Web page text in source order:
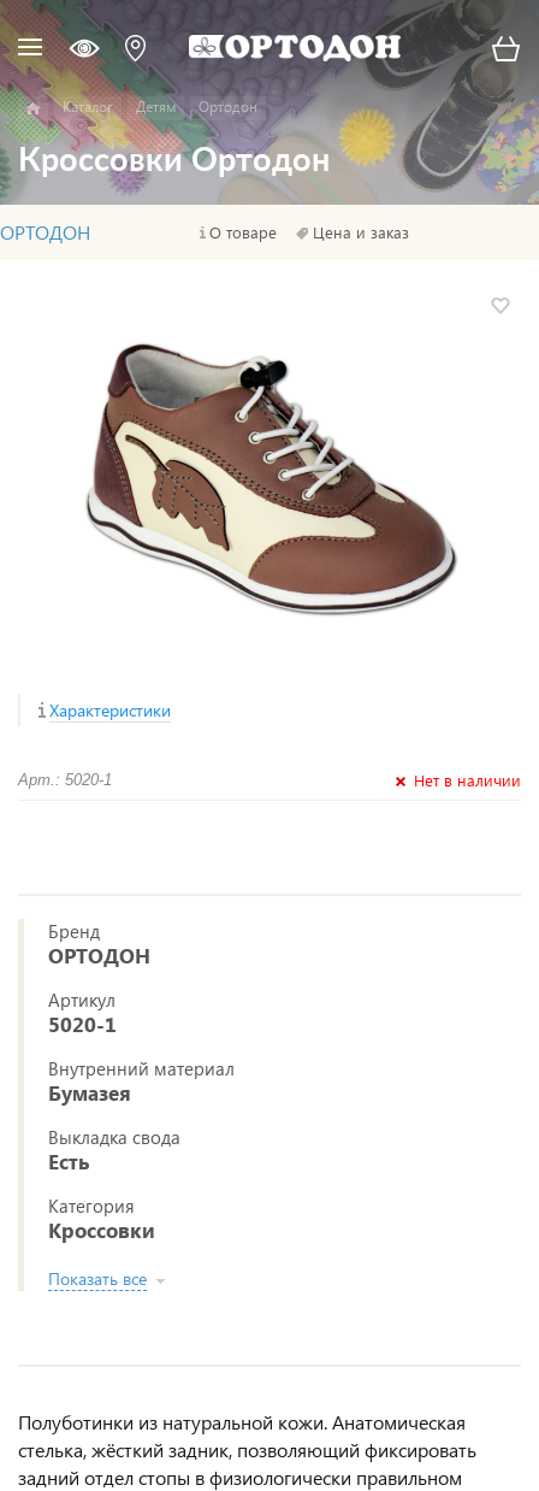
Каталог Детям Ортодон
Кроссовки Ортодон
ОРТОДОН О товаре Цена и заказ
Характеристики
Арт.: 5020-1 Нет в наличии
Бренд
ОРТОДОН
Артикул
5020-1
Внутренний материал
Бумазея
Выкладка свода
Есть
Категория
Кроссовки
Показать все
Полуботинки из натуральной кожи. Анатомическая
стелька, жёсткий задник, позволяющий фиксировать
задний отдел стопы в физиологически правильном